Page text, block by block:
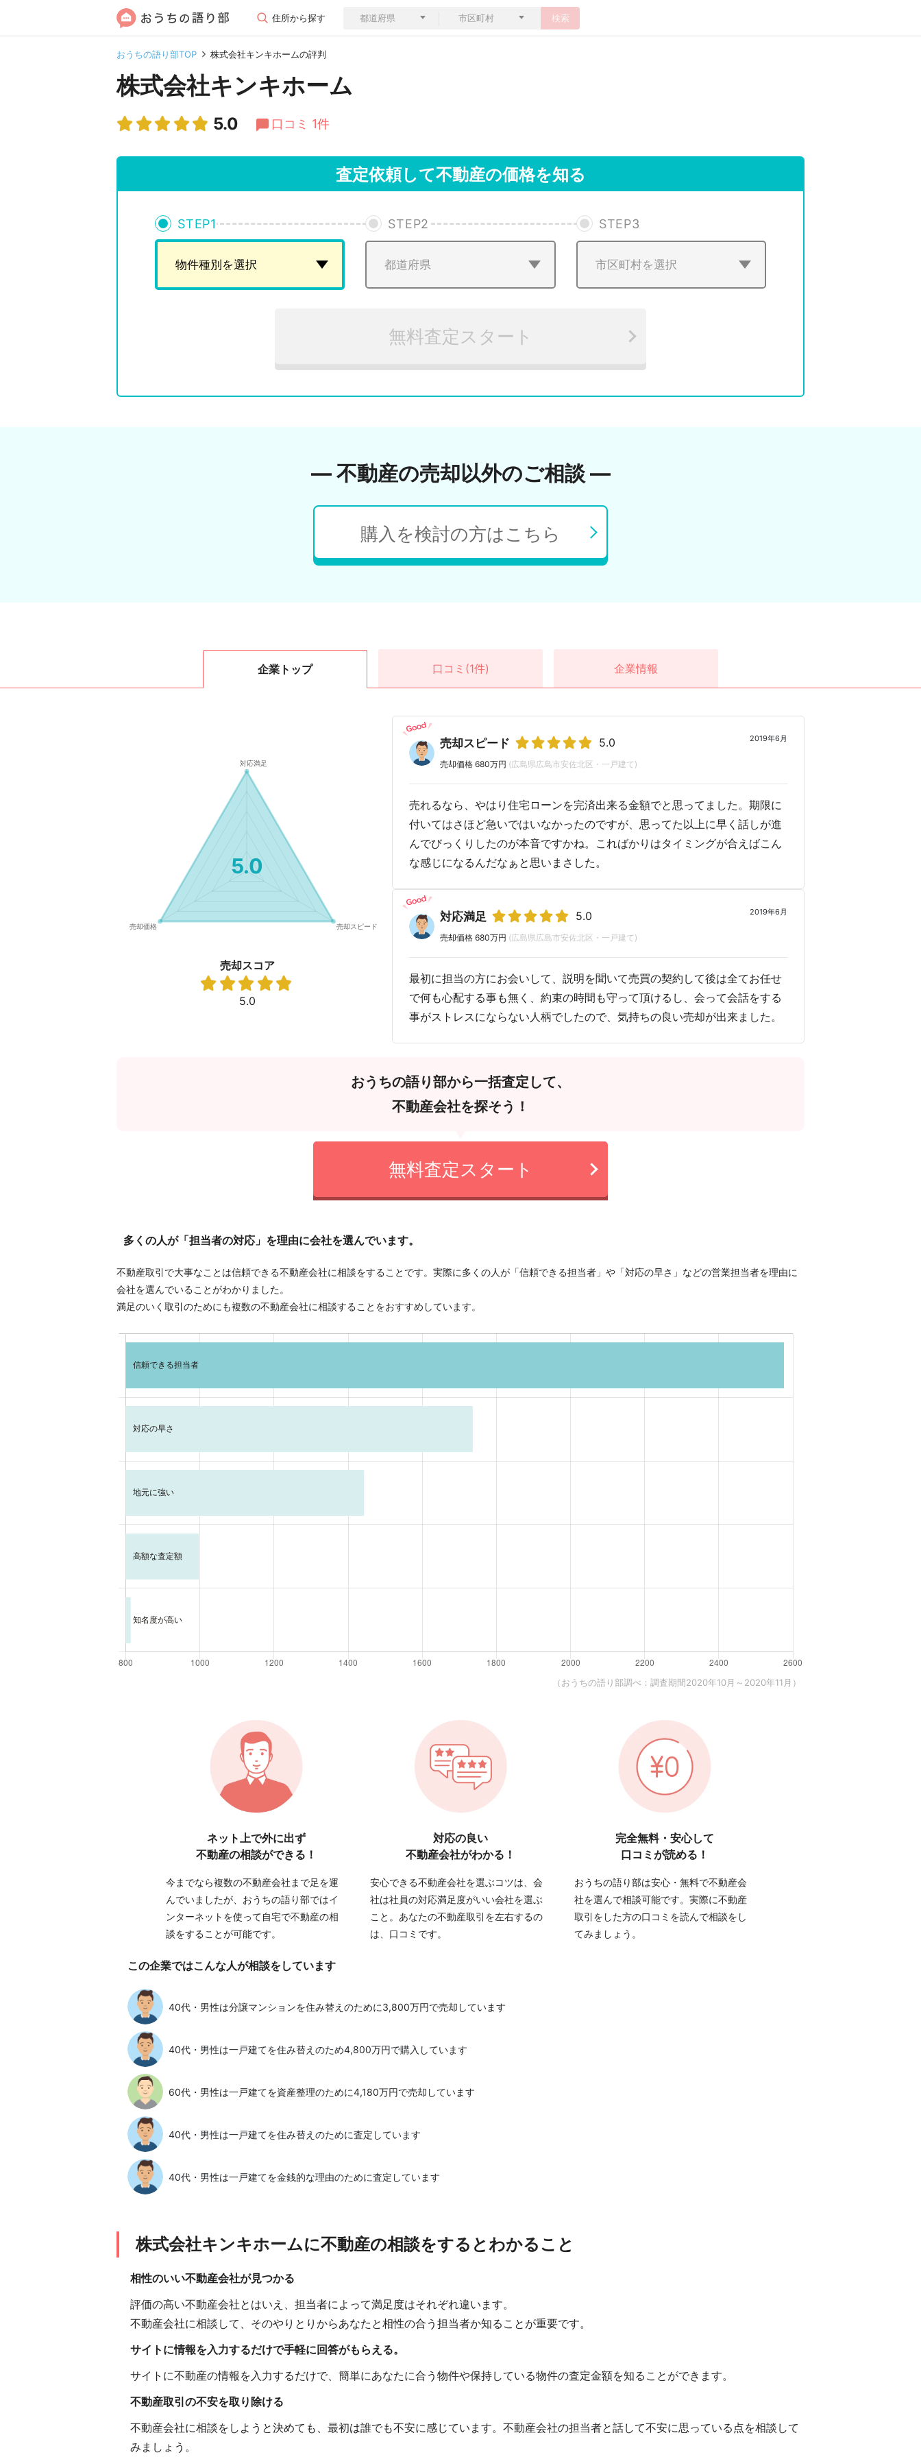
住所から探す 検索
おうちの語り部TOP 株式会社キンキホームの評判
株式会社キンキホーム
5.0 口コミ 1件
査定依頼して不動産の価格を知る
STEP1 STEP2 STEP3
無料査定スタート
― 不動産の売却以外のご相談 ―
購入を検討の方はこちら
企業 トップ 口コミ (1件) 企業情報
5.0
売却スコア
5.0
2019年6月
売却スピード 5.0
売却価格 680万円 (広島県広島市安佐北区・一戸建て)
売れるなら、やはり住宅ローンを完済出来る金額でと思ってました。期限に
付いてはさほど急いではいなかったのですが、思ってた以上に早く話しが進
んでびっくりしたのが本音ですかね。こればかりはタイミングが合えばこん
な感じになるんだなぁと思いまさした。
2019年6月
対応満足 5.0
売却価格 680万円 (広島県広島市安佐北区・一戸建て)
最初に担当の方にお会いして、説明を聞いて売買の契約して後は全てお任せ
で何も心配する事も無く、約束の時間も守って頂けるし、会って会話をする
事がストレスにならない人柄でしたので、気持ちの良い売却が出来ました。
おうちの語り部から一括査定して、
不動産会社を探そう！
無料査定スタート
多くの人が「担当者の対応」を理由に会社を選んでいます。
不動産取引で大事なことは信頼できる不動産会社に相談をすることです。実際に多くの人が「信頼できる担当者」や「対応の早さ」などの営業担当者を理由に
会社を選んでいることがわかりました。
満足のいく取引のためにも複数の不動産会社に相談することをおすすめしています。
（おうちの語り部調べ：調査期間2020年10月～2020年11月）
ネット上で外に出ず
不動産の相談ができる！
今までなら複数の不動産会社まで足を運
んでいましたが、おうちの語り部ではイ
ンターネットを使って自宅で不動産の相
談をすることが可能です。
対応の良い
不動産会社がわかる！
安心できる不動産会社を選ぶコツは、会
社は社員の対応満足度がいい会社を選ぶ
こと。あなたの不動産取引を左右するの
は、口コミです。
完全無料・安心して
口コミが読める！
おうちの語り部は安心・無料で不動産会
社を選んで相談可能です。実際に不動産
取引をした方の口コミを読んで相談をし
てみましょう。
この企業ではこんな人が相談をしています
40代・男性は分譲マンションを住み替えのために3,800万円で売却しています
40代・男性は一戸建てを住み替えのため4,800万円で購入しています
60代・男性は一戸建てを資産整理のために4,180万円で売却しています
40代・男性は一戸建てを住み替えのために査定しています
40代・男性は一戸建てを金銭的な理由のために査定しています
株式会社キンキホームに不動産の相談をするとわかること
相性のいい不動産会社が見つかる
評価の高い不動産会社とはいえ、担当者によって満足度はそれぞれ違います。
不動産会社に相談して、そのやりとりからあなたと相性の合う担当者か知ることが重要です。
サイトに情報を入力するだけで手軽に回答がもらえる。
サイトに不動産の情報を入力するだけで、簡単にあなたに合う物件や保持している物件の査定金額を知ることができます。
不動産取引の不安を取り除ける
不動産会社に相談をしようと決めても、最初は誰でも不安に感じています。不動産会社の担当者と話して不安に思っている点を相談して
みましょう。